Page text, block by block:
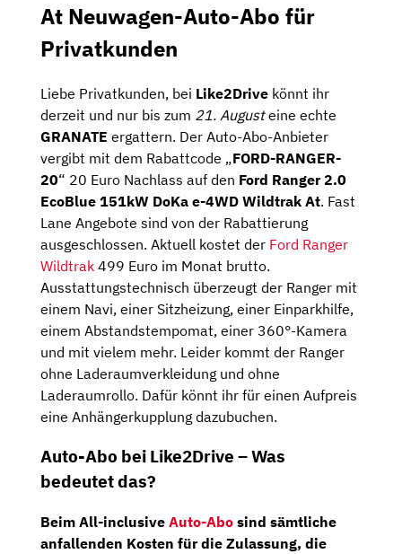
At Neuwagen-Auto-Abo für
Privatkunden
Liebe Privatkunden, bei Like2Drive könnt ihr
derzeit und nur bis zum 21. Augusteine echte
GRANATE ergattern. Der Auto-Abo-Anbieter
vergibt mit dem Rabattcode „FORD-RANGER-
20“ 20 Euro Nachlass auf den Ford Ranger 2.0
EcoBlue 151kW DoKa e-4WD Wildtrak At. Fast
Lane Angebote sind von der Rabattierung
ausgeschlossen. Aktuell kostet der Ford Ranger
Wildtrak 499 Euro im Monat brutto.
Ausstattungstechnisch überzeugt der Ranger mit
einem Navi, einer Sitzheizung, einer Einparkhilfe,
einem Abstandstempomat, einer 360°-Kamera
und mit vielem mehr. Leider kommt der Ranger
ohne Laderaumverkleidung und ohne
Laderaumrollo. Dafür könnt ihr für einen Aufpreis
eine Anhängerkupplung dazubuchen.
Auto-Abo bei Like2Drive – Was
bedeutet das?
Beim All-inclusive Auto-Abo sind sämtliche
anfallenden Kosten für die Zulassung, die